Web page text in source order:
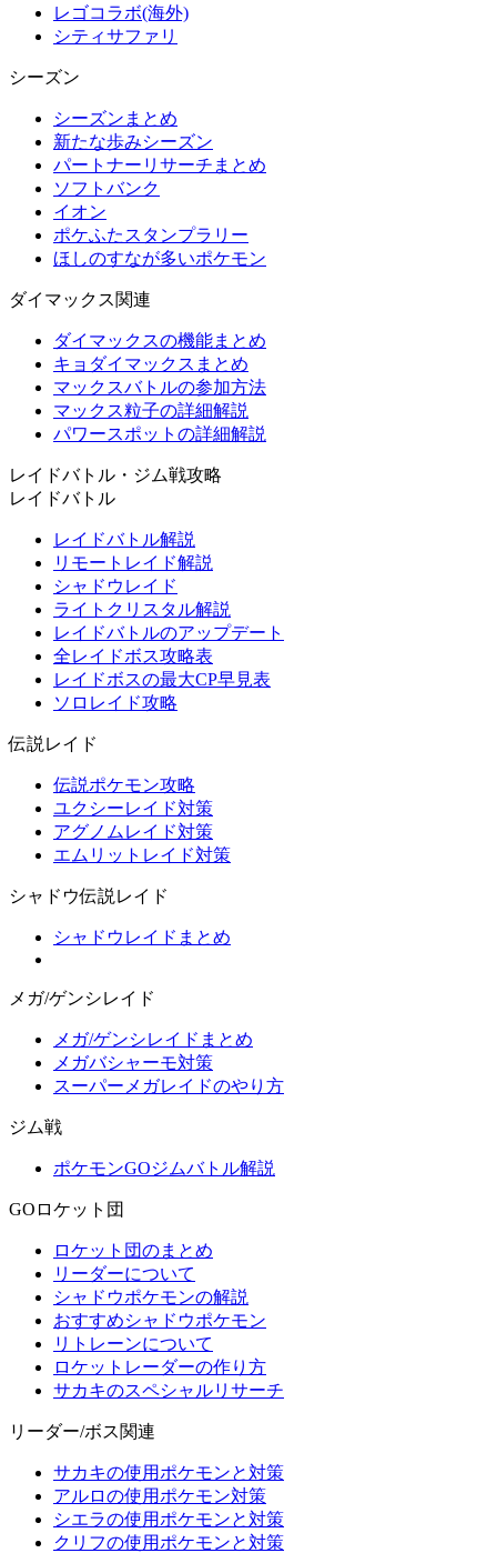
レゴコラボ(海外)
シティサファリ
シーズン
シーズンまとめ
新たな歩みシーズン
パートナーリサーチまとめ
ソフトバンク
イオン
ポケふたスタンプラリー
ほしのすなが多いポケモン
ダイマックス関連
ダイマックスの機能まとめ
キョダイマックスまとめ
マックスバトルの参加方法
マックス粒子の詳細解説
パワースポットの詳細解説
レイドバトル・ジム戦攻略
レイドバトル
レイドバトル解説
リモートレイド解説
シャドウレイド
ライトクリスタル解説
レイドバトルのアップデート
全レイドボス攻略表
レイドボスの最大CP早見表
ソロレイド攻略
伝説レイド
伝説ポケモン攻略
ユクシーレイド対策
アグノムレイド対策
エムリットレイド対策
シャドウ伝説レイド
シャドウレイドまとめ
メガ/ゲンシレイド
メガ/ゲンシレイドまとめ
メガバシャーモ対策
スーパーメガレイドのやり方
ジム戦
ポケモンGOジムバトル解説
GOロケット団
ロケット団のまとめ
リーダーについて
シャドウポケモンの解説
おすすめシャドウポケモン
リトレーンについて
ロケットレーダーの作り方
サカキのスペシャルリサーチ
リーダー/ボス関連
サカキの使用ポケモンと対策
アルロの使用ポケモン対策
シエラの使用ポケモンと対策
クリフの使用ポケモンと対策